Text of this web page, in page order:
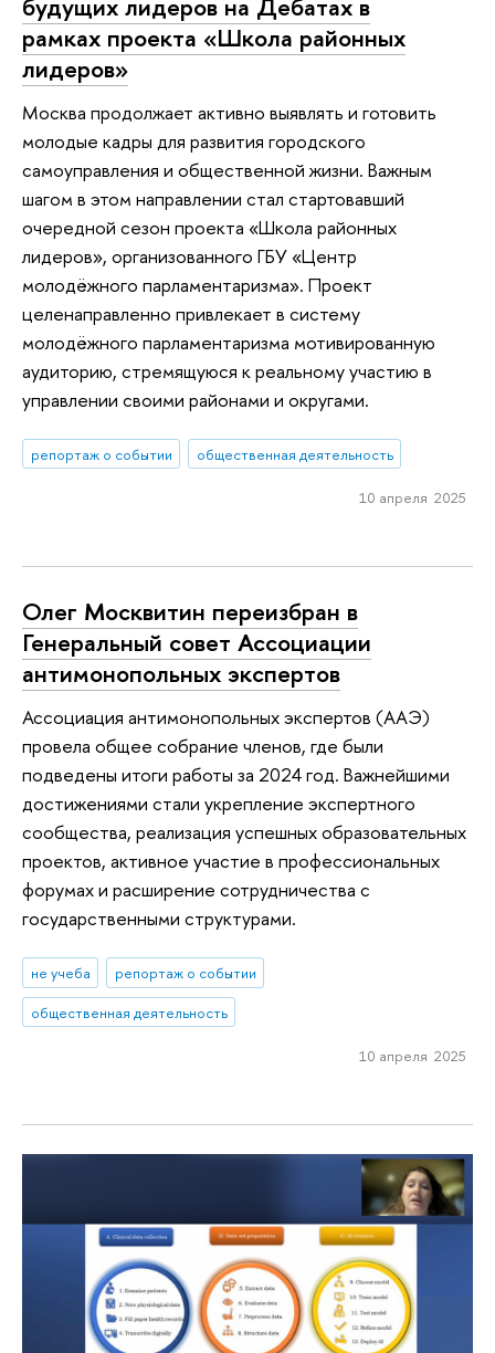
рамках проекта «Школа районных
лидеров»
Москва продолжает активно выявлять и готовить
молодые кадры для развития городского
самоуправления и общественной жизни. Важным
шагом в этом направлении стал стартовавший
очередной сезон проекта «Школа районных
лидеров», организованного ГБУ «Центр
молодёжного парламентаризма». Проект
целенаправленно привлекает в систему
молодёжного парламентаризма мотивированную
аудиторию, стремящуюся к реальному участию в
управлении своими районами и округами.
репортаж о событии общественная деятельность
10 апреля 2025
Олег Москвитин переизбран в
Генеральный совет Ассоциации
антимонопольных экспертов
Ассоциация антимонопольных экспертов (ААЭ)
провела общее собрание членов, где были
подведены итоги работы за 2024 год. Важнейшими
достижениями стали укрепление экспертного
сообщества, реализация успешных образовательных
проектов, активное участие в профессиональных
форумах и расширение сотрудничества с
государственными структурами.
не учеба
репортаж о событии
общественная деятельность
10 апреля 2025